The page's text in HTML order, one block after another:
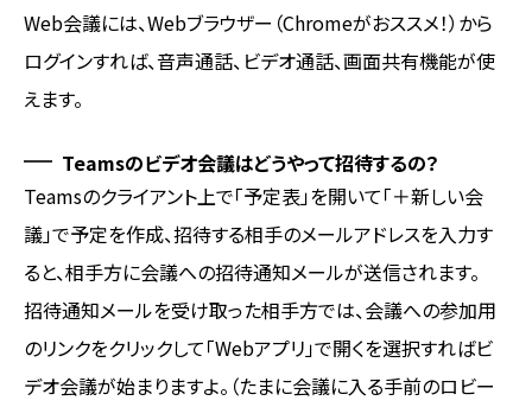
Web会議には、Webブラウザー（Chromeがおススメ！）から
ログインすれば、音声通話、ビデオ通話、画面共有機能が使
えます。
Teamsのビデオ会議はどうやって招待するの？
Teamsのクライアント上で「予定表」を開いて「＋新しい会
議」で予定を作成、招待する相手のメールアドレスを入力す
ると、相手方に会議への招待通知メールが送信されます。
招待通知メールを受け取った相手方では、会議への参加用
のリンクをクリックして「Webアプリ」で開くを選択すればビ
デオ会議が始まりますよ。（たまに会議に入る手前のロビー